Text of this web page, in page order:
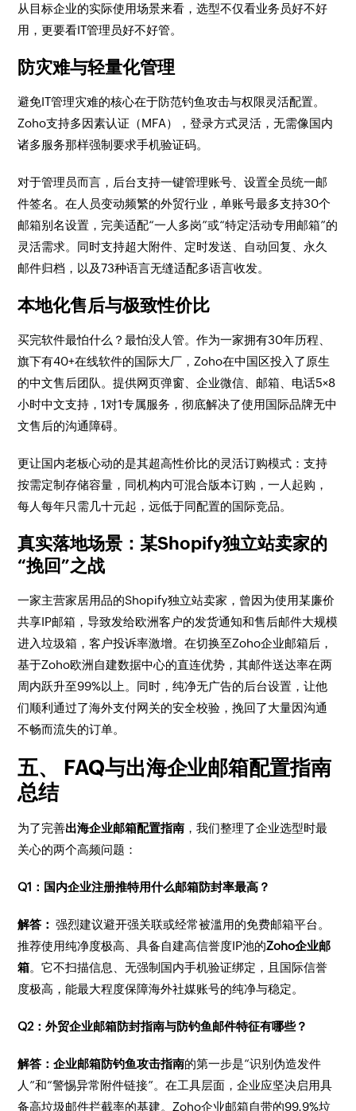
从目标企业的实际使用场景来看，选型不仅看业务员好不好
用，更要看IT管理员好不好管。
防灾难与轻量化管理
避免IT管理灾难的核心在于防范钓鱼攻击与权限灵活配置。
Zoho支持多因素认证（MFA），登录方式灵活，无需像国内
诸多服务那样强制要求手机验证码。
对于管理员而言，后台支持一键管理账号、设置全员统一邮
件签名。在人员变动频繁的外贸行业，单账号最多支持30个
邮箱别名设置，完美适配“一人多岗”或“特定活动专用邮箱”的
灵活需求。同时支持超大附件、定时发送、自动回复、永久
邮件归档，以及73种语言无缝适配多语言收发。
本地化售后与极致性价比
买完软件最怕什么？最怕没人管。作为一家拥有30年历程、
旗下有40+在线软件的国际大厂，Zoho在中国区投入了原生
的中文售后团队。提供网页弹窗、企业微信、邮箱、电话5×8
小时中文支持，1对1专属服务，彻底解决了使用国际品牌无中
文售后的沟通障碍。
更让国内老板心动的是其超高性价比的灵活订购模式：支持
按需定制存储容量，同机构内可混合版本订购，一人起购，
每人每年只需几十元起，远低于同配置的国际竞品。
真实落地场景：某Shopify独立站卖家的
“挽回”之战
一家主营家居用品的Shopify独立站卖家，曾因为使用某廉价
共享IP邮箱，导致发给欧洲客户的发货通知和售后邮件大规模
进入垃圾箱，客户投诉率激增。在切换至Zoho企业邮箱后，
基于Zoho欧洲自建数据中心的直连优势，其邮件送达率在两
周内跃升至99%以上。同时，纯净无广告的后台设置，让他
们顺利通过了海外支付网关的安全校验，挽回了大量因沟通
不畅而流失的订单。
五、 FAQ与出海企业邮箱配置指南
总结
为了完善出海企业邮箱配置指南 ，我们整理了企业选型时最
关心的两个高频问题：
Q1：国内企业注册推特用什么邮箱防封率最高？
解答： 强烈建议避开强关联或经常被滥用的免费邮箱平台。
推荐使用纯净度极高、具备自建高信誉度IP池的Zoho企业邮
箱。它不扫描信息、无强制国内手机验证绑定，且国际信誉
度极高，能最大程度保障海外社媒账号的纯净与稳定。
Q2：外贸企业邮箱防封指南与防钓鱼邮件特征有哪些？
解答：企业邮箱防钓鱼攻击指南的第一步是“识别伪造发件
人”和“警惕异常附件链接”。在工具层面，企业应坚决启用具
备高垃圾邮件拦截率的基建。Zoho企业邮箱自带的99.9%垃